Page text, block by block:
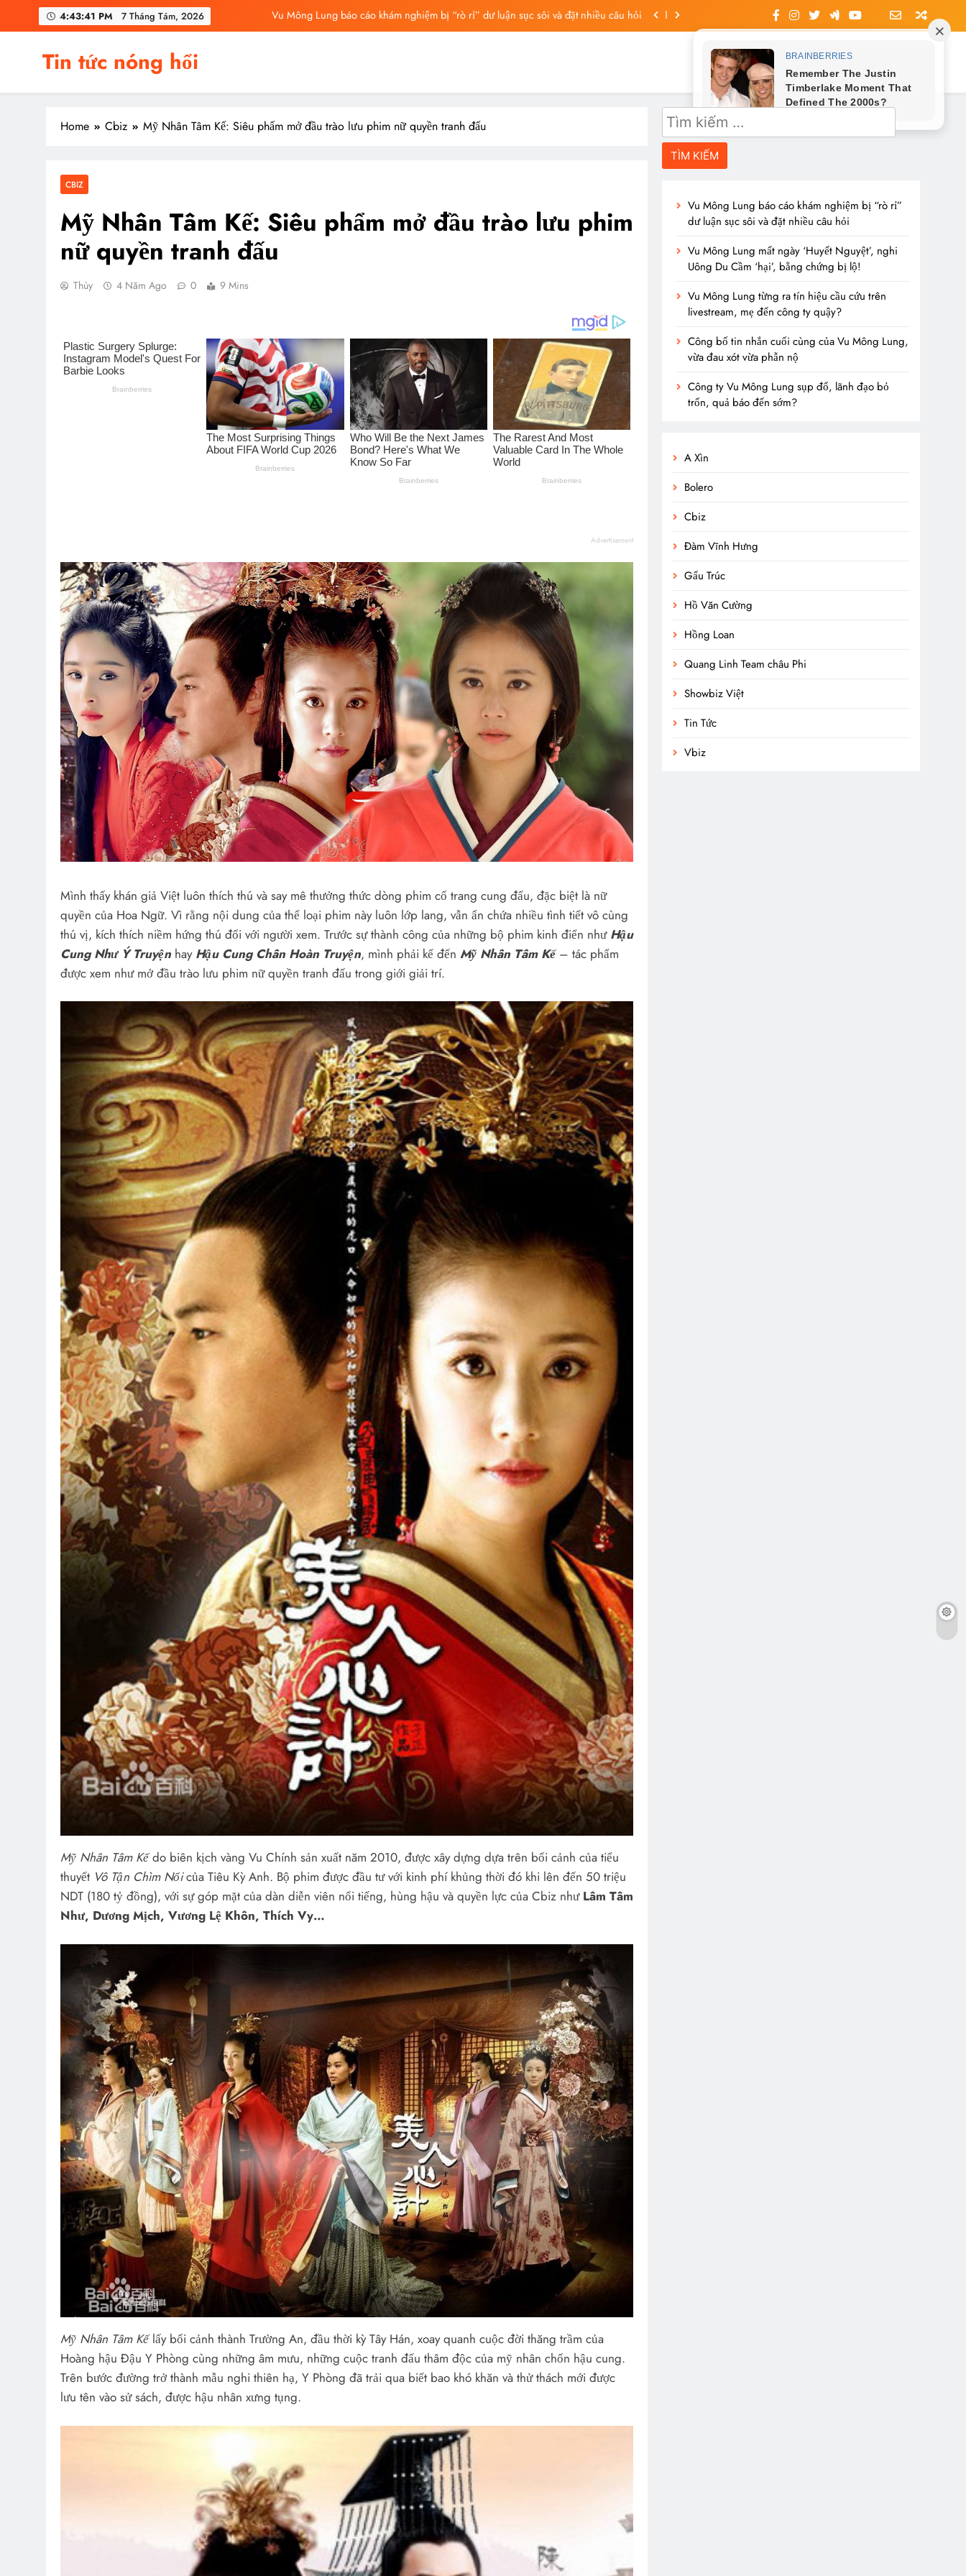
4:43:43 PM 7 Tháng Tám, 2026
Vu Mông Lung mất ngày ‘Huyết Nguyệt’, nghi Uông Du Cầm ‘hại’, bằng chứng bị lộ!
Vu Mông Lung mất ngày ‘Huyết Nguyệt’, nghi Uông Du Cầm ‘hại’, bằng chứng bị lộ!
Tin tức nóng hổi
Home Cbiz Mỹ Nhân Tâm Kế: Siêu phẩm mở đầu trào lưu phim nữ quyền tranh đấu
CBIZ
Mỹ Nhân Tâm Kế: Siêu phẩm mở đầu trào lưu phim
nữ quyền tranh đấu
Thùy 4 Năm Ago 0 9 Mins
Advertisement
Mình thấy khán giả Việt luôn thích thú và say mê thưởng thức dòng phim cổ trang cung đấu, đặc biệt là nữ
quyền của Hoa Ngữ. Vì rằng nội dung của thể loại phim này luôn lớp lang, vẫn ẩn chứa nhiều tình tiết vô cùng
thú vị, kích thích niềm hứng thú đối với người xem. Trước sự thành công của những bộ phim kinh điển nhưHậu
Cung Như Ý Truyện hay Hậu Cung Chân Hoàn Truyện, mình phải kể đến Mỹ Nhân Tâm Kế – tác phẩm
được xem như mở đầu trào lưu phim nữ quyền tranh đấu trong giới giải trí.
Mỹ Nhân Tâm Kếdo biên kịch vàng Vu Chính sản xuất năm 2010, được xây dựng dựa trên bối cảnh của tiểu
thuyết Vô Tận Chìm Nổicủa Tiêu Kỳ Anh. Bộ phim được đầu tư với kinh phí khủng thời đó khi lên đến 50 triệu
NDT (180 tỷ đồng), với sự góp mặt của dàn diễn viên nổi tiếng, hùng hậu và quyền lực của Cbiz như Lâm Tâm
Như, Dương Mịch, Vương Lệ Khôn, Thích Vy…
Mỹ Nhân Tâm Kếlấy bối cảnh thành Trường An, đầu thời kỳ Tây Hán, xoay quanh cuộc đời thăng trầm của
Hoàng hậu Đậu Y Phòng cùng những âm mưu, những cuộc tranh đấu thâm độc của mỹ nhân chốn hậu cung.
Trên bước đường trở thành mẫu nghi thiên hạ, Y Phòng đã trải qua biết bao khó khăn và thử thách mới được
lưu tên vào sử sách, được hậu nhân xưng tụng.
Tìm
kiếm
cho:
Vu Mông Lung báo cáo khám nghiệm bị “rò rỉ”
dư luận sục sôi và đặt nhiều câu hỏi
Vu Mông Lung mất ngày ‘Huyết Nguyệt’, nghi
Uông Du Cầm ‘hại’, bằng chứng bị lộ!
Vu Mông Lung từng ra tín hiệu cầu cứu trên
livestream, mẹ đến công ty quậy?
Công bố tin nhắn cuối cùng của Vu Mông Lung,
vừa đau xót vừa phẫn nộ
Công ty Vu Mông Lung sụp đổ, lãnh đạo bỏ
trốn, quả báo đến sớm?
A Xìn
Bolero
Cbiz
Đàm Vĩnh Hưng
Gấu Trúc
Hồ Văn Cường
Hồng Loan
Quang Linh Team châu Phi
Showbiz Việt
Tin Tức
Vbiz